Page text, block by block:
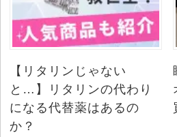
【リタリンじゃない
と…】リタリンの代わり
になる代替薬はあるの
か？